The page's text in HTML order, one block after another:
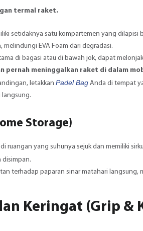
termal raket.
setidaknya satu kompartemen yang dilapisi
EVA Foam dari degradasi.
di bagasi atau di bawah jok, dapat
pernah meninggalkan raket di dalam
letakkan Padel Bag Anda di tempat
Storage)
ruangan yang suhunya sejuk dan memiliki
disimpan.
terhadap paparan sinar matahari langsung,
Keringat (Grip &